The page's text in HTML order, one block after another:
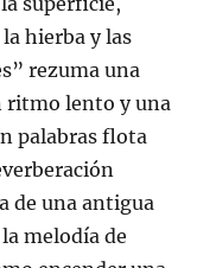
hierba y las
rezuma una
ritmo lento y una
palabras flota
de una antigua
melodía de